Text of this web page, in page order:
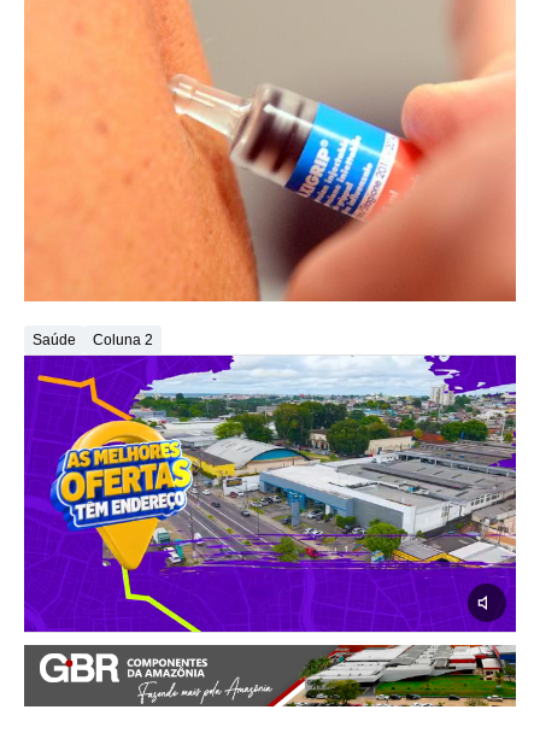
Saúde Coluna 2